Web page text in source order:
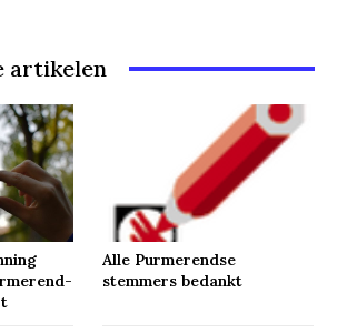
artikelen
Alle Purmerendse
stemmers bedankt